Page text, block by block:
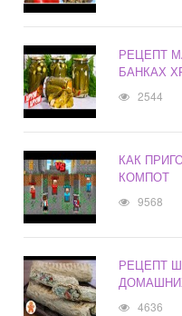
РЕЦЕПТ
БАНКАХ
2544
КАК
КОМПОТ
9568
РЕЦЕПТ
4636